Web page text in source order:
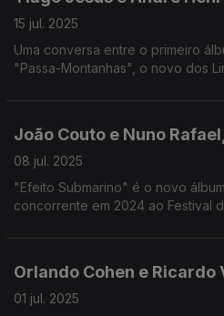
15 jul. 2025
Uma conversa entre o primeiro
"Passa-Montanhas", o novo dos
João Couto e Nuno Rafael,
08 jul. 2025
"Efeito Submarino" é o novo
concorrente em 2024 ao Festival
Orlando Cohen e Ricardo
01 jul. 2025